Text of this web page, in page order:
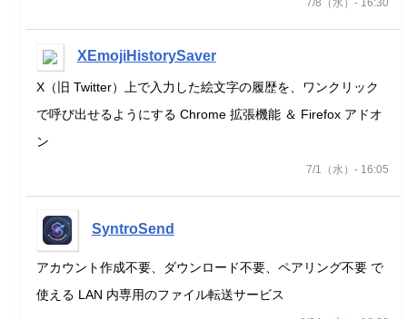
7/8（水）- 16:30
XEmojiHistorySaver
X（旧 Twitter）上で入力した絵文字の履歴を、ワンクリック
で呼び出せるようにする Chrome 拡張機能 ＆ Firefox アドオ
ン
7/1（水）- 16:05
SyntroSend
アカウント作成不要、ダウンロード不要、ペアリング不要 で
使える LAN 内専用のファイル転送サービス